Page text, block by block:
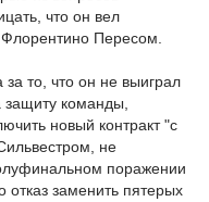
что он вел
Пересом.
то, что он не выиграл
защиту команды,
новый контракт "с
не
поражении
отказ заменить пятерых